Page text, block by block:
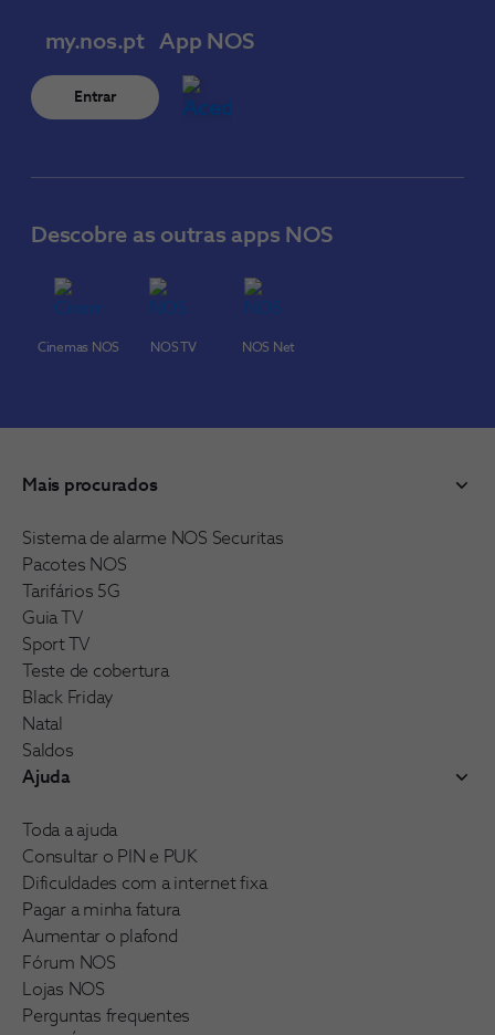
my.nos.pt
Entrar
App NOS
Descobre as outras apps NOS
Cinemas NOS NOS TV NOS Net
Mais procurados
Sistema de alarme NOS Securitas
Pacotes NOS
Tarifários 5G
Guia TV
Sport TV
Teste de cobertura
Black Friday
Natal
Saldos
Ajuda
Toda a ajuda
Consultar o PIN e PUK
Dificuldades com a internet fixa
Pagar a minha fatura
Aumentar o plafond
Fórum NOS
Lojas NOS
Perguntas frequentes